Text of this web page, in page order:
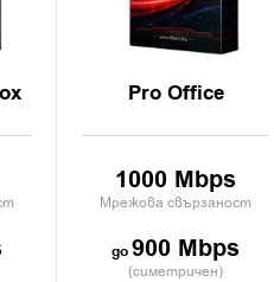
Pro Office
1000 Mbps
Мрежова свързаност
900 Mbps
(симетричен)